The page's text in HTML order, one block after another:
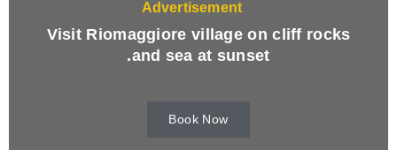
Advertisement
Visit Riomaggiore village on cliff rocks
and sea at sunset.
Book Now